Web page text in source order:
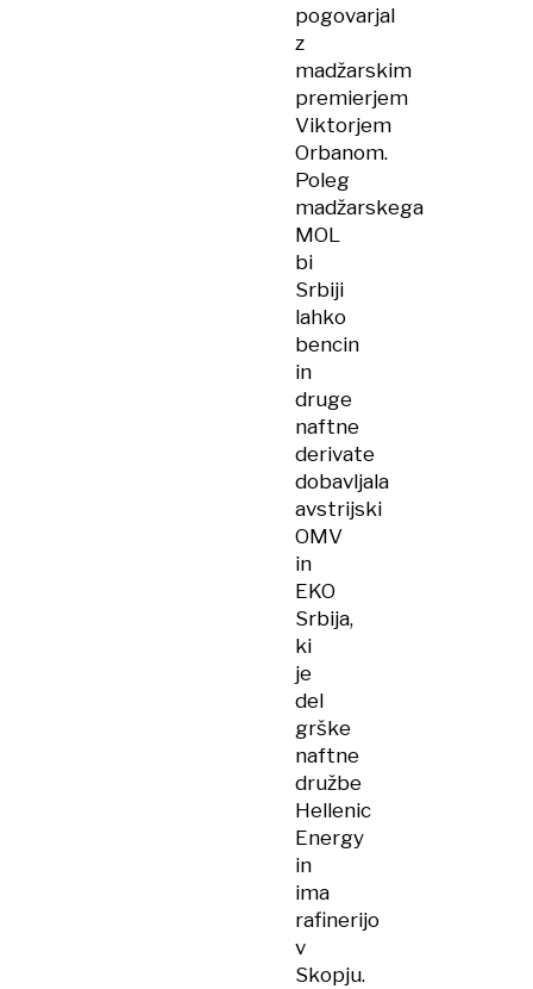
pogovarjal
z
madžarskim
premierjem
Viktorjem
Orbanom.
Poleg
madžarskega
MOL
bi
Srbiji
lahko
bencin
in
druge
naftne
derivate
dobavljala
avstrijski
OMV
in
EKO
Srbija,
ki
je
del
grške
naftne
družbe
Hellenic
Energy
in
ima
rafinerijo
v
Skopju.